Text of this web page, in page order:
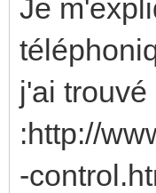
Je
j'ai trouvé
:http://
-